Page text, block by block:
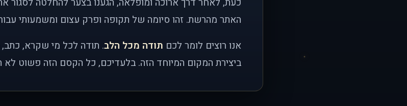
האתר מהרשת. זהו סיומה של תקופה ופרק עצום ומשמעותי
אנו רוצים לומר לכם תודה מכל הלב. תודה לכל מי שקרא,
ביצירת המקום המיוחד הזה. בלעדיכם, כל הקסם הזה פשוט לא